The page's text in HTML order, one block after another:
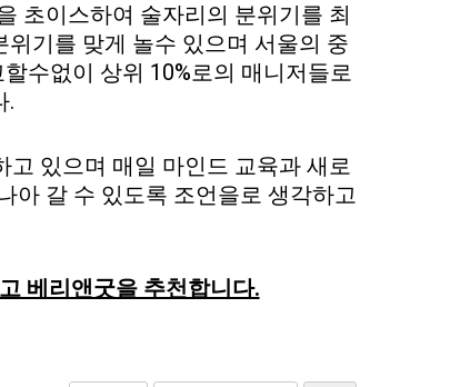
초이스하여 술자리의 분위기를 최
기를 맞게 놀수 있으며 서울의 중
수없이 상위 10%로의 매니저들로
.
있으며 매일 마인드 교육과 새로
아 갈 수 있도록 조언을로 생각하고
베리앤굿을 추천합니다.